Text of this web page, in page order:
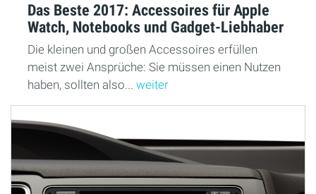
Das Beste 2017: Accessoires für Apple
Watch, Notebooks und Gadget-Liebhaber
Die kleinen und großen Accessoires erfüllen
meist zwei Ansprüche: Sie müssen einen Nutzen
haben, sollten also... weiter